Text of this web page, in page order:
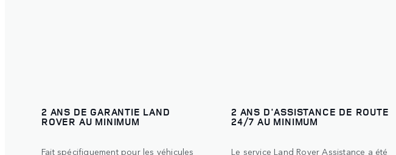
2 ANS DE GARANTIE LAND
ROVER AU MINIMUM
Fait spécifiquement pour les véhicules
2 ANS D'ASSISTANCE DE ROUTE
24/7 AU MINIMUM
Le service Land Rover Assistance a été